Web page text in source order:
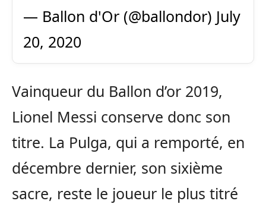
— Ballon d'Or (@ballondor) July
20, 2020
Vainqueur du Ballon d’or 2019,
Lionel Messi conserve donc son
titre. La Pulga, qui a remporté, en
décembre dernier, son sixième
sacre, reste le joueur le plus titré